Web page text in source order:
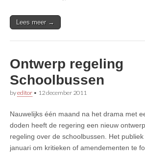
Lees meer →
Ontwerp regeling
Schoolbussen
byeditor • 12 december 2011
Nauwelijks één maand na het drama met
doden heeft de regering een nieuw
regeling over de schoolbussen. Het publiek
januari om kritieken of amendementen te